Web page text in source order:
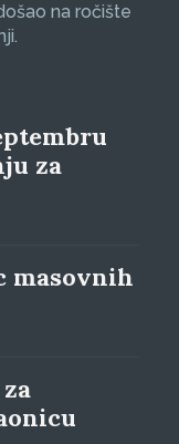
na ročište
za
masovnih